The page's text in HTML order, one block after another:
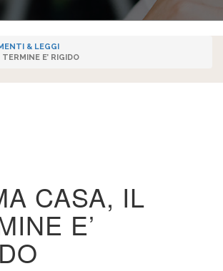
& LEGGI
E’ RIGIDO
CASA, IL
E’